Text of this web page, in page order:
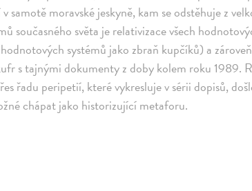
samotě moravské jeskyně, kam se odstěhuje z
současného světa je relativizace všech
systémů jako zbraň kupčíků) a
s tajnými dokumenty z doby kolem roku 1989.
řadu peripetií, které vykresluje v sérii dopisů,
chápat jako historizující metaforu.